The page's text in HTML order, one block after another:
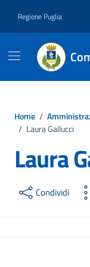
Regione Puglia
Home /
/ Laura Gallucci
Laura
Condividi